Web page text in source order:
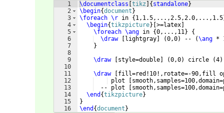
1
2
3
4
5
6
7
8
9
10
11
12
13
14
15
16
\documentclass tikz { standalone}
\begin{document }
\foreach \r in { 1,1.5,...,2.5,2.0,...,1.5
\begin{tikzpicture} >=latex
\foreach \ang in {0,...,11}
{
\draw
lightgray (0,0) -- (\ang *
}
\draw
style=double (0,0) circle (4)
\draw
fill=red!10!,rotate=-90,fill
plot
  -- plot
\end {tikzpicture}
}
\end {document }